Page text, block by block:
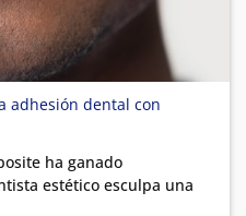
adhesión dental con
ha ganado
estético esculpa una